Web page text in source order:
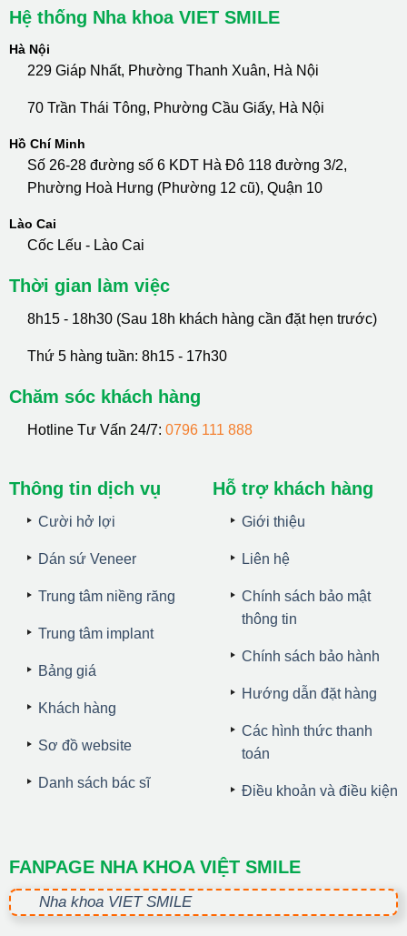
Hệ thống Nha khoa VIET SMILE
Hà Nội
229 Giáp Nhất, Phường Thanh Xuân, Hà Nội
70 Trần Thái Tông, Phường Cầu Giấy, Hà Nội
Hồ Chí Minh
Số 26-28 đường số 6 KDT Hà Đô 118 đường 3/2,
Phường Hoà Hưng (Phường 12 cũ), Quận 10
Lào Cai
Cốc Lếu - Lào Cai
Thời gian làm việc
8h15 - 18h30 (Sau 18h khách hàng cần đặt hẹn trước)
Thứ 5 hàng tuần: 8h15 - 17h30
Chăm sóc khách hàng
Hotline Tư Vấn 24/7: 0796 111 888
Thông tin dịch vụ
Cười hở lợi
Dán sứ Veneer
Trung tâm niềng răng
Trung tâm implant
Bảng giá
Khách hàng
Sơ đồ website
Danh sách bác sĩ
Hỗ trợ khách hàng
Giới thiệu
Liên hệ
Chính sách bảo mật
thông tin
Chính sách bảo hành
Hướng dẫn đặt hàng
Các hình thức thanh
toán
Điều khoản và điều kiện
FANPAGE NHA KHOA VIỆT SMILE
Nha khoa VIET SMILE